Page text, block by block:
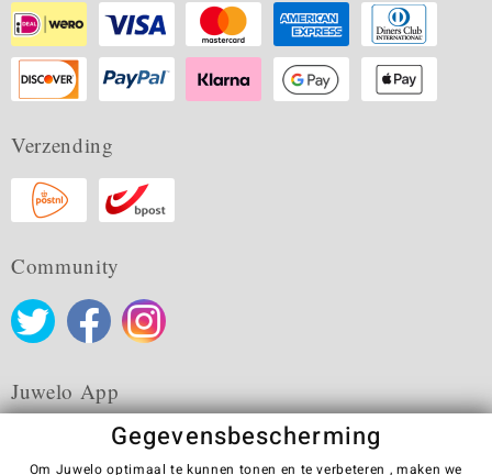
Verzending
Community
Juwelo App
Gegevensbescherming
Om Juwelo optimaal te kunnen tonen en te verbeteren , maken we